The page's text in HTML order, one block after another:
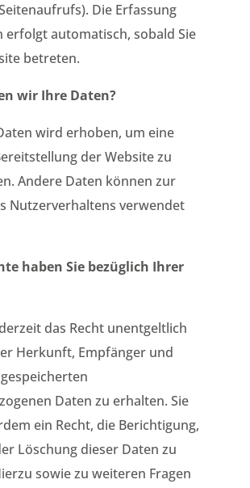
Die Erfassung
erfolgt automatisch, sobald Sie
betreten.
wir Ihre Daten?
wird erhoben, um eine
der Website zu
Andere Daten können zur
Nutzerverhaltens verwendet
haben Sie bezüglich Ihrer
das Recht unentgeltlich
Herkunft, Empfänger und
Daten zu erhalten. Sie
ein Recht, die Berichtigung,
Löschung dieser Daten zu
sowie zu weiteren Fragen